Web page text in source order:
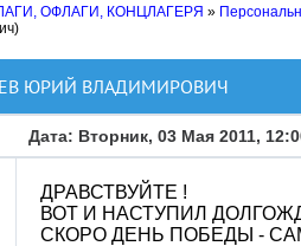
ОФЛАГИ, КОНЦЛАГЕРЯ »
ЮРИЙ ВЛАДИМИРОВИЧ
Дата: Вторник, 03 Мая 2011,
ДРАВСТВУЙТЕ !
ВОТ И НАСТУПИЛ
СКОРО ДЕНЬ ПОБЕДЫ -